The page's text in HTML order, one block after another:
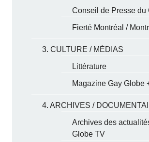
Conseil de Presse du
Fierté Montréal /
3. CULTURE / MÉDIAS
Littérature
Magazine Gay Globe
4. ARCHIVES /
Archives des
Globe TV